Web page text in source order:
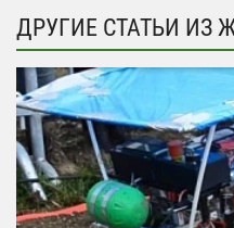
ДРУГИЕ СТАТЬИ ИЗ